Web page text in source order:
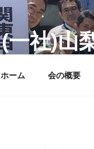
(一社)山
ホーム 会の概要